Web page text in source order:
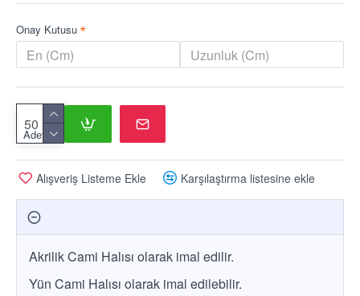
Onay Kutusu
Adet
Alışveriş Listeme Ekle Karşılaştırma listesine ekle
Akrilik Cami Halısı olarak imal edilir.
Yün Cami Halısı olarak imal edilebilir.